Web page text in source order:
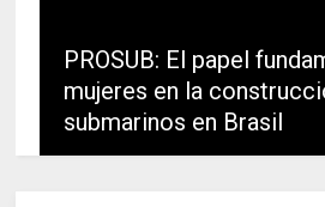
PROSUB: El papel
mujeres en la
submarinos en Brasil